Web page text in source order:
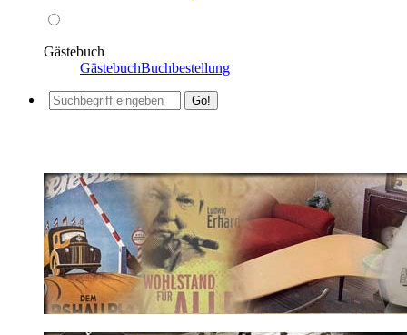
Gästebuch
GästebuchBuchbestellung